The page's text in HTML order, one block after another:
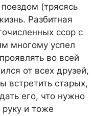
(трясясь
Разбитная
ссор с
многому успел
во всей
от всех друзей,
встретить старых,
его, что нужно
руку и тоже